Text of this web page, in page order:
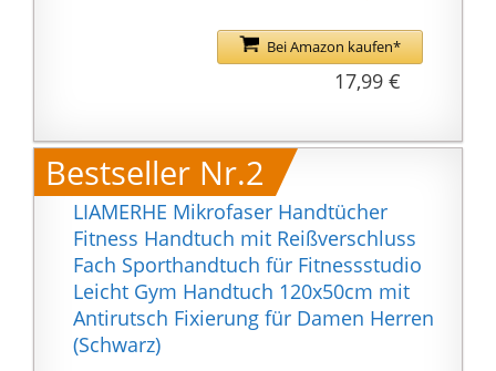
deinem Training.
PREMIUM QUALITÄT:
Das Handtuch besteht
100{34a7e31b73ec67c8
c3663a5a6d9e5d1cf0d8
e9745e9def76e3568e7e
97ff5933} aus extrem
hochwertiger,
saugfähiger und sehr
weicher Bauwolle.
HÖCHSTE HYGIENE: Die
Bei Amazon kaufen*
17,99 €
Bestseller Nr.2
LIAMERHE Mikrofaser Handtücher
Fitness Handtuch mit Reißverschluss
Fach Sporthandtuch für Fitnessstudio
Leicht Gym Handtuch 120x50cm mit
Antirutsch Fixierung für Damen Herren
(Schwarz)